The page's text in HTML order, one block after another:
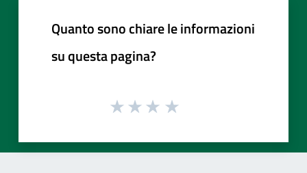
Quanto sono chiare le informazioni
su questa pagina?